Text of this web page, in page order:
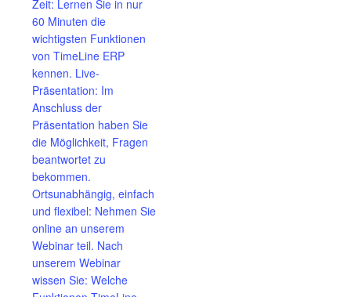
Zeit: Lernen Sie in nur
60 Minuten die
wichtigsten Funktionen
von TimeLine ERP
kennen. Live-
Präsentation: Im
Anschluss der
Präsentation haben Sie
die Möglichkeit, Fragen
beantwortet zu
bekommen.
Ortsunabhängig, einfach
und flexibel: Nehmen Sie
online an unserem
Webinar teil. Nach
unserem Webinar
wissen Sie: Welche